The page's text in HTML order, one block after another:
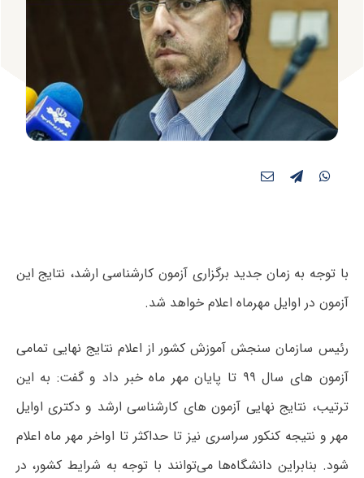
با توجه به زمان جدید برگزاری آزمون کارشناسی ارشد، نتایج این
آزمون در اوایل مهرماه اعلام خواهد شد.
رئیس سازمان سنجش آموزش کشور از اعلام نتایج نهایی تمامی
آزمون های سال ۹۹ تا پایان مهر ماه خبر داد و گفت: به این
ترتیب، نتایج نهایی آزمون های کارشناسی ارشد و دکتری اوایل
مهر و نتیجه کنکور سراسری نیز تا حداکثر تا اواخر مهر ماه اعلام
شود. بنابراین دانشگاه‌ها می‌توانند با توجه به شرایط کشور، در